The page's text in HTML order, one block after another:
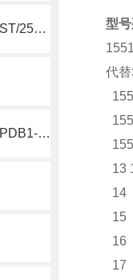
氧气防回火安全阀RPL-40-16-ZST/250/FL说明
瑞典Hagglunds 赫格隆编码器SPDB1-1000-BT介绍
型
代
13
14
15
16
17